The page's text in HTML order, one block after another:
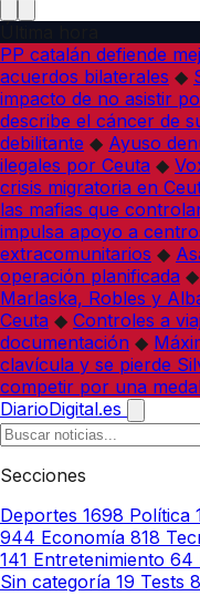
PP catalán defiende
acuerdos bilaterales ◆
impacto de no asistir
describe el cáncer de
debilitante ◆ Ayuso
ilegales por Ceuta ◆
crisis migratoria en
las mafias que
impulsa apoyo a
extracomunitarios ◆
operación planificada ◆
Marlaska, Robles y
Ceuta ◆ Controles a
documentación ◆
clavícula y se pierde
competir por una
DiarioDigital.es
Secciones
Deportes 1698 Política
944 Economía 818
141 Entretenimiento 64
Sin categoría 19 Tests 8